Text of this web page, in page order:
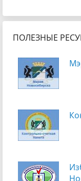
ПОЛЕЗНЫЕ